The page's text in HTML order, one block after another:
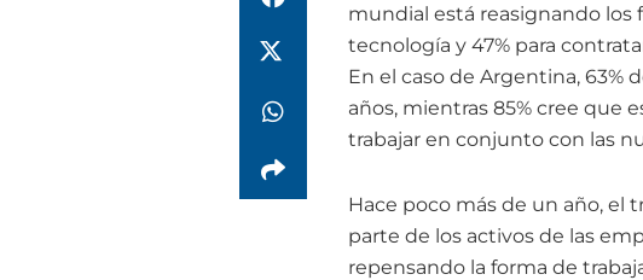
mundial está reasignando
tecnología y 47% para
En el caso de Argentina, 63%
años, mientras 85% cree que
trabajar en conjunto con las
Hace poco más de un año, el
parte de los activos de las
repensando la forma de